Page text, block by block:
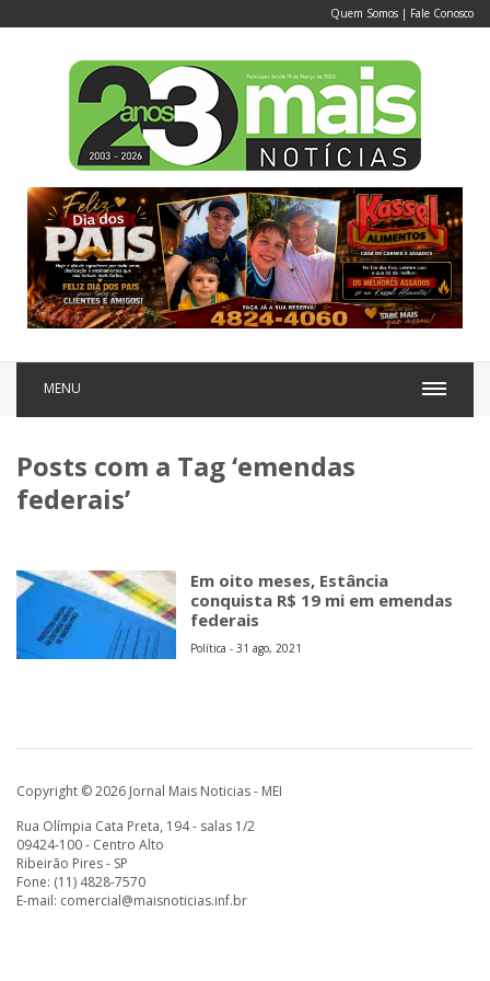
Quem Somos | Fale Conosco
MENU
Posts com a Tag ‘emendas
federais’
Em oito meses, Estância
conquista R$ 19 mi em emendas
federais
Política - 31 ago, 2021
Copyright © 2026 Jornal Mais Noticias - MEI
Rua Olímpia Cata Preta, 194 - salas 1/2
09424-100 - Centro Alto
Ribeirão Pires - SP
Fone: (11) 4828-7570
E-mail: comercial@maisnoticias.inf.br